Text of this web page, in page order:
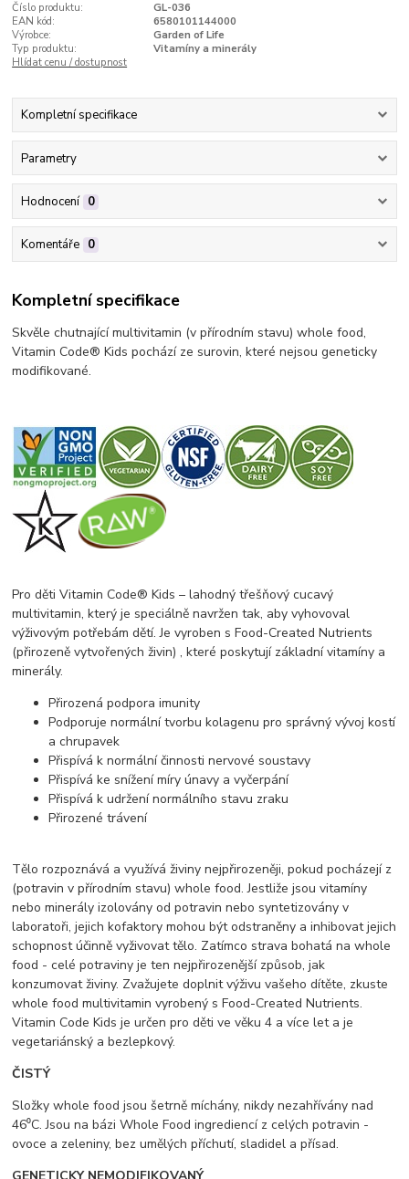
Číslo produktu:
GL-036
EAN kód:
6580101144000
Výrobce:
Garden of Life
Typ produktu:
Vitamíny a minerály
Hlídat cenu / dostupnost
Kompletní specifikace
Parametry
Hodnocení 0
Komentáře 0
Kompletní specifikace
Skvěle chutnající multivitamin (v přírodním stavu) whole food,
Vitamin Code® Kids pochází ze surovin, které nejsou geneticky
modifikované.
Pro děti Vitamin Code® Kids – lahodný třešňový cucavý
multivitamin, který je speciálně navržen tak, aby vyhovoval
výživovým potřebám dětí. Je vyroben s Food-Created Nutrients
(přirozeně vytvořených živin) , které poskytují základní vitamíny a
minerály.
Přirozená podpora imunity
Podporuje normální tvorbu kolagenu pro správný vývoj kostí
a chrupavek
Přispívá k normální činnosti nervové soustavy
Přispívá ke snížení míry únavy a vyčerpání
Přispívá k udržení normálního stavu zraku
Přirozené trávení
Tělo rozpoznává a využívá živiny nejpřirozeněji, pokud pocházejí z
(potravin v přírodním stavu) whole food. Jestliže jsou vitamíny
nebo minerály izolovány od potravin nebo syntetizovány v
laboratoři, jejich kofaktory mohou být odstraněny a inhibovat jejich
schopnost účinně vyživovat tělo. Zatímco strava bohatá na whole
food - celé potraviny je ten nejpřirozenější způsob, jak
konzumovat živiny. Zvažujete doplnit výživu vašeho dítěte, zkuste
whole food multivitamin vyrobený s Food-Created Nutrients.
Vitamin Code Kids je určen pro děti ve věku 4 a více let a je
vegetariánský a bezlepkový.
ČISTÝ
Složky whole food jsou šetrně míchány, nikdy nezahřívány nad
46⁰C. Jsou na bázi Whole Food ingrediencí z celých potravin -
ovoce a zeleniny, bez umělých příchutí, sladidel a přísad.
GENETICKY NEMODIFIKOVANÝ